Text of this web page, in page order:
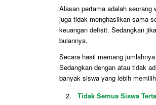
Alasan pertama adalah
juga tidak menghasilkan sama
keuangan defisit. Sedangkan
bulannya.
Secara hasil memang
Sedangkan dengan atau tidak
banyak siswa yang lebih
Tidak Semua Siswa